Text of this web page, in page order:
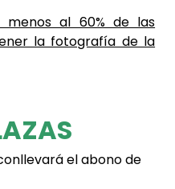
menos al 60% de las
la fotografía de la
el abono de